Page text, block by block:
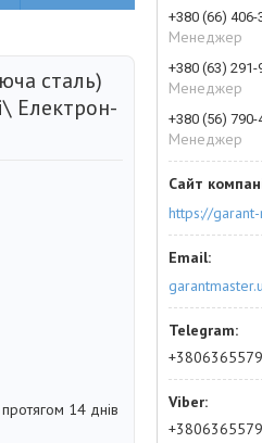
сталь)
Електрон-
14 днів
+380 (66) 406-
Менеджер
+380 (63) 291-
Менеджер
+380 (56) 790-
Менеджер
https://